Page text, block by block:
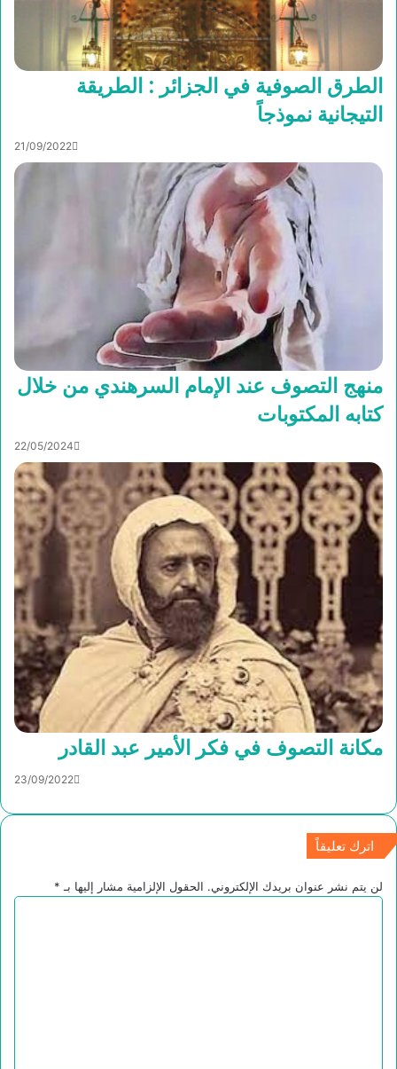
الطرق الصوفية في الجزائر : الطريقة
التيجانية نموذجاً
21/09/2022
منهج التصوف عند الإمام السرهندي من خلال
كتابه المكتوبات
22/05/2024
مكانة التصوف في فكر الأمير عبد القادر
23/09/2022
اترك تعليقاً
لن يتم نشر عنوان بريدك الإلكتروني. الحقول الإلزامية مشار إليها بـ *